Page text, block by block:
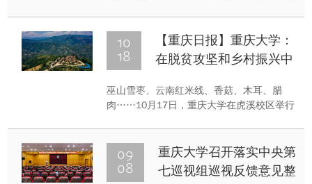
出了哪些创新措施？在服务国家和地方社会
经济发展方面有着怎样的思考？近日，重庆
日报记者专访了重庆大学校长张宗益。
10
18
【重庆日报】重庆大学：
在脱贫攻坚和乡村振兴中
巫山雪枣、云南红米线、香菇、木耳、腊
肉……10月17日，重庆大学在虎溪校区举行
大学进行定点帮扶的一个缩影。
09
08
重庆大学召开落实中央第
七巡视组巡视反馈意见整